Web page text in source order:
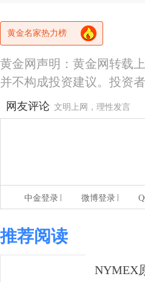
黄金名家热力榜
黄金网声明：黄金网转载
并不构成投资建议。投资
网友评论 文明上网，理性发言
中金登录 微博登录
推荐阅读
NYMEX